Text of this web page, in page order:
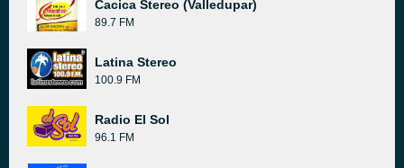
Cacica Stereo (Valledupar)
89.7 FM
Latina Stereo
100.9 FM
Radio El Sol
96.1 FM